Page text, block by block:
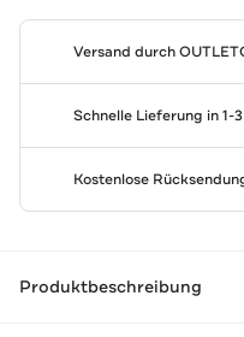
Versand durch
Schnelle Lieferung in 1-
Kostenlose
Produktbeschreibung